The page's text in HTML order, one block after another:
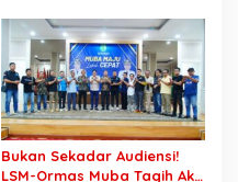
Rp7,46 Miliar! PPTK Tuding
Ada Dugaan Pemalsuan
Tanda Tangan, Aparat
Ditantang Usut Hingga
Tuntas
Bukan Sekadar Audiensi!
LSM-Ormas Muba Tagih Aksi